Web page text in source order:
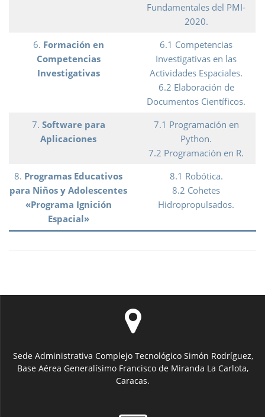
Fundamentales del PMI-
2020.
6. Formación en
Competencias
Investigativas
6.1 Competencias
Investigativas en las
Actividades Espaciales.
6.2 Elaboración de
Documentos Científicos.
7. Software para
Aplicaciones
7.1 Programación en
Python.
7.2 Programación en R.
8. Programas Educativos
para Niños y Adolescentes
«Programa Ignición
Espacial»
8.1 Robótica.
8.2 Cohetes
Hidropropulsados.
Sede Administrativa Complejo Tecnológico Simón Rodríguez,
Base Aérea Generalísimo Francisco de Miranda La Carlota,
Caracas.